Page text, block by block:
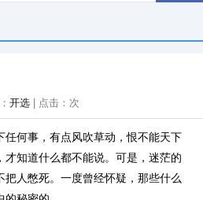
开选 | 点击： 次
任何事，有点风吹草动，恨不能天下
才知道什么都不能说。可是，迷茫的
人憋死。一度曾经怀疑，那些什么